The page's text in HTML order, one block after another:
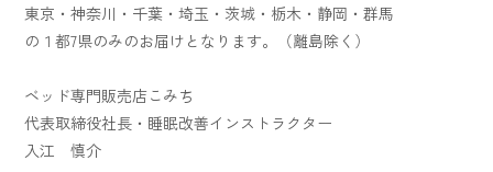
東京・神奈川・千葉・埼玉・茨城・栃木・静岡・群馬
の１都7県のみのお届けとなります。（離島除く）
ベッド専門販売店こみち
代表取締役社長・睡眠改善インストラクター
入江 慎介